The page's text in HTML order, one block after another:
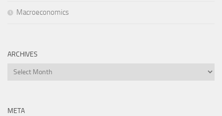
Macroeconomics
ARCHIVES
Archives
META